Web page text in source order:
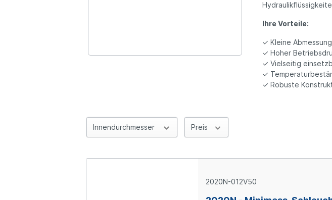
Ihre Vorteile:
✓ Kleine
✓ Hoher
✓ Vielseitig
✓
✓ Robuste
Innendurchmesser Preis
2020N-012V50